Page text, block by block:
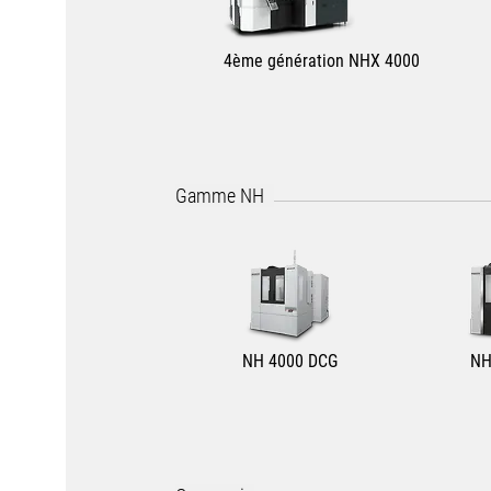
4ème génération NHX 4000
Gamme NH
NH 4000 DCG